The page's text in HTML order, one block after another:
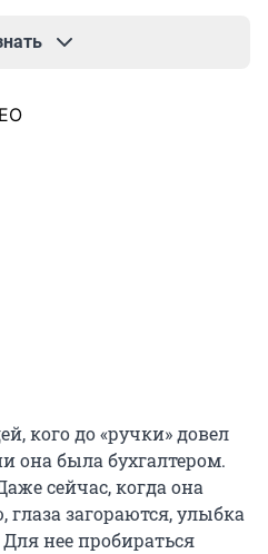
при котором в
кого до «ручки» довел
она была бухгалтером.
сейчас, когда она
загораются, улыбка
нее пробираться